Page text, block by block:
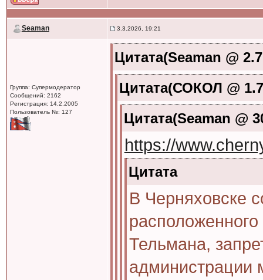
Seaman 3.3.2026, 19:21
Группа: Супермодератор
Сообщений: 2162
Регистрация: 14.2.2005
Пользователь №: 127
Цитата(Seaman @
Цитата(СОКОЛ @
Цитата(Seaman @
https://
Цитата
В Черняховске
Тельмана,
администрации